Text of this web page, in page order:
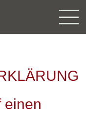
einen